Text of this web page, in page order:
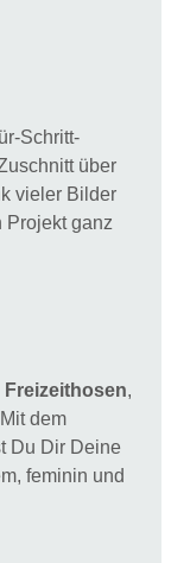
Schritt-
über
vieler Bilder
Projekt ganz
Freizeithosen,
dem
Du Dir Deine
feminin und